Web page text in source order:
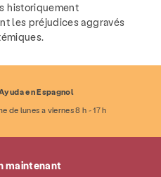
historiquement
les préjudices aggravés
en Espagnol
de lunes a viernes 8 h - 17 h
maintenant